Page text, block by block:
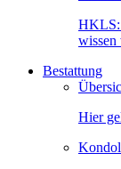
HKLS:
wissen
Bestattung
Hier